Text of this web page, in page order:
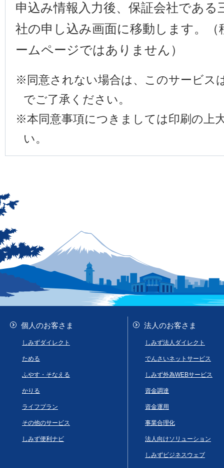
申込み情報入力後、保証会社である
社の申し込み画面に移動します。（
ームページではありません）
※ 同意されない場合は、このサービス
でご了承ください。
※本同意事項につきましては印刷の上
い。
個人のお客さま
しみずダイレクト
ためる
ふやす・そなえる
かりる
ライフプラン
その他のサービス
しみず便利ナビ
法人のお客さま
しみず法人ダイレクト
でんさいネットサービス
しみず外為WEBサービス
資金調達
資金運用
事業合理化
法人向けソリューション
しみずビジネスウェブ